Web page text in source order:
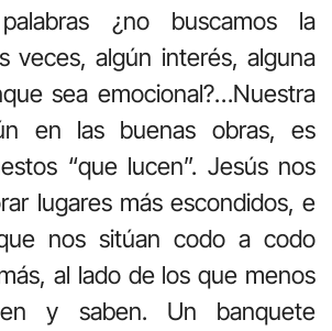
¿no buscamos la
veces, algún interés, alguna
sea emocional?…Nuestra
en las buenas obras, es
“que lucen”. Jesús nos
lugares más escondidos, e
nos sitúan codo a codo
al lado de los que menos
y saben. Un banquete